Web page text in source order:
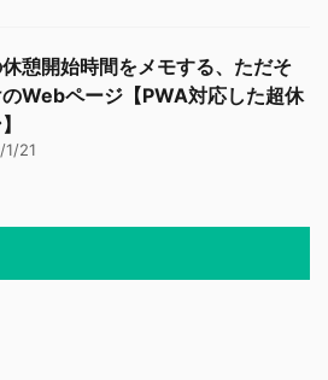
憩開始時間をメモする、ただそ
Webページ【PWA対応した超休
21